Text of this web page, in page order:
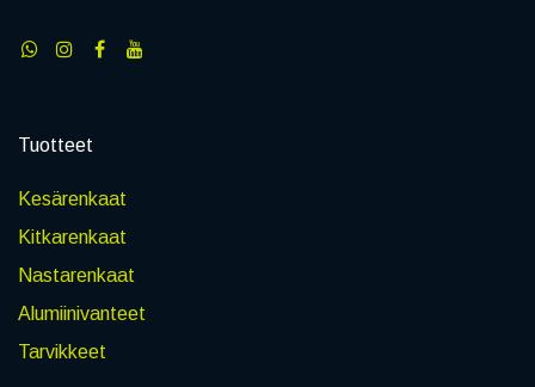
Tuotteet
Kesärenkaat
Kitkarenkaat
Nastarenkaat
Alumiinivanteet
Tarvikkeet